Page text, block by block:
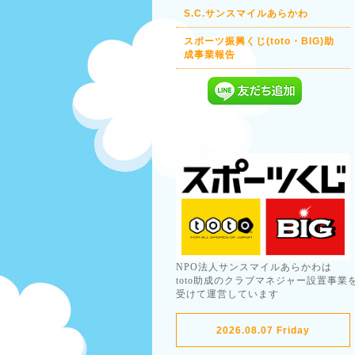
S.C.サンスマイルあらかわ
スポーツ振興くじ(toto・BIG)助
成事業報告
NPO法人サンスマイルあらかわは
toto助成のクラブマネジャー設置事業
受けて運営しています
2026.08.07 Friday